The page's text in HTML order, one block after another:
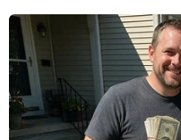
#Đại sứ quán Việt Nam
#Chìm tàu
#Thăm dò
Malaysia